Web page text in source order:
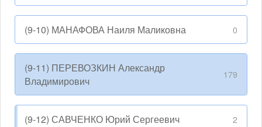
(9-10) МАНАФОВА Наиля Маликовна 0
(9-11) ПЕРЕВОЗКИН Александр
Владимирович
179
(9-12) САВЧЕНКО Юрий Сергеевич 2